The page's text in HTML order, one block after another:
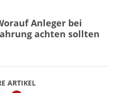
ARTIKEL
weiter
Anleger bei
achten sollten